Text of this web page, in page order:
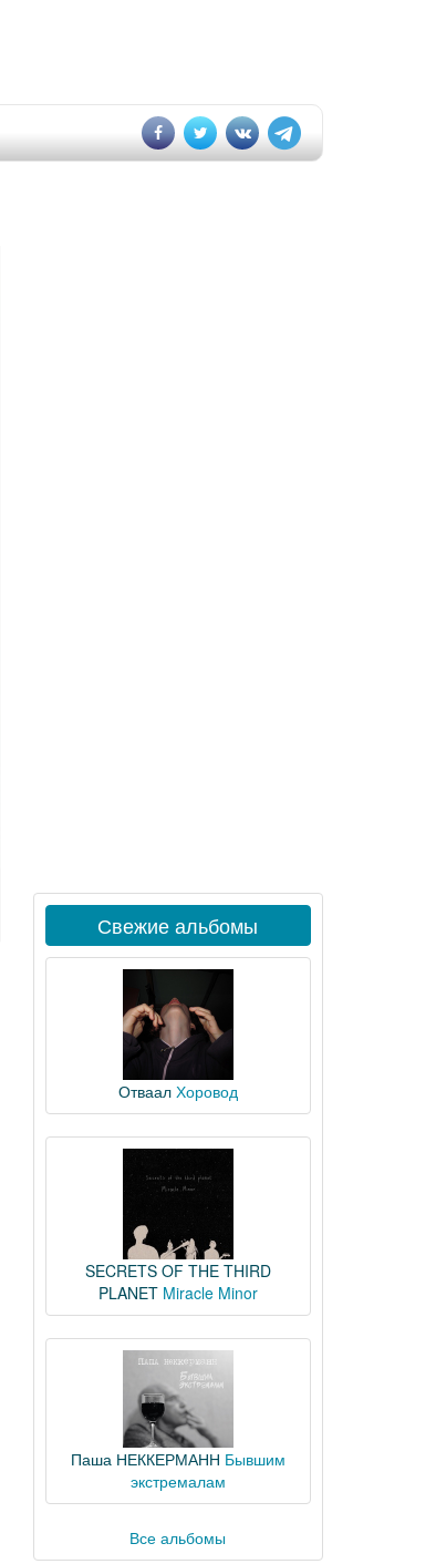
Свежие альбомы
Отваал Хоровод
SECRETS OF THE THIRD
PLANET Miracle Minor
Паша НЕККЕРМАНН Бывшим
экстремалам
Все альбомы